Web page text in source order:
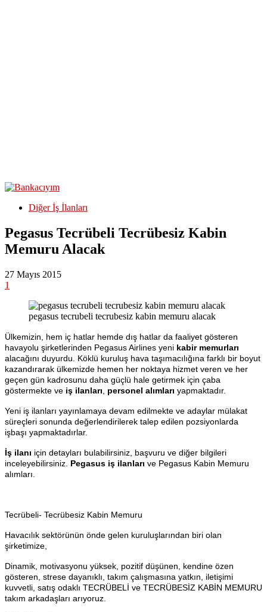
Diğer İş İlanları
Pegasus Tecrübeli Tecrübesiz Kabin
Memuru Alacak
27 Mayıs 2015
1
pegasus tecrubeli tecrubesiz kabin memuru alacak
Ülkemizin, hem iç hatlar hemde dış hatlar da faaliyet gösteren
havayolu şirketlerinden Pegasus Airlines yeni kabir memurları
alacağını duyurdu. Köklü kuruluş hava taşımacılığına farklı bir boyut
kazandırarak ülkemizde hemen her noktaya hizmet veren ve her
geçen gün kadrosunu daha güçlü hale getirmek için çaba
göstermekte ve iş ilanları personel alımları yapmaktadır.
Yeni iş ilanları yayınlamaya devam edilmekte ve adaylar mülakat
süreçleri sonunda değerlendirilerek talep edilen pozsiyonlarda
işbaşı yapmaktadırlar.
İş ilanı için detayları bulabilirsiniz, başvuru ve diğer bilgileri
inceleyebilirsiniz. Pegasus iş ilanları ve Pegasus Kabin Memuru
alımları.
Tecrübeli- Tecrübesiz Kabin Memuru
Havacılık sektörünün önde gelen kuruluşlarından biri olan
şirketimize,
Dinamik, motivasyonu yüksek, pozitif düşünen, kendine özen
gösteren, strese dayanıklı, takım çalışmasına yatkın, iletişimi
kuvvetli, satış odaklı TECRÜBELİ ve TECRÜBESİZ KABİN MEMURU
takım arkadaşları arıyoruz.